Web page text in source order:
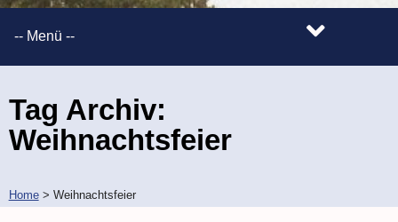
Tag Archiv:
Weihnachtsfeier
Home> Weihnachtsfeier